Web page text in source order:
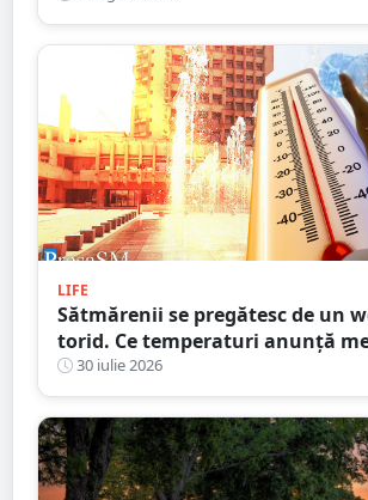
LIFE
Sătmărenii se pregătesc de un
torid. Ce temperaturi anunță
30 iulie 2026